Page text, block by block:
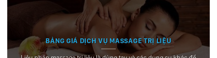
BẢNG GIÁ DỊCH VỤ MASSAGE TRỊ LIỆU